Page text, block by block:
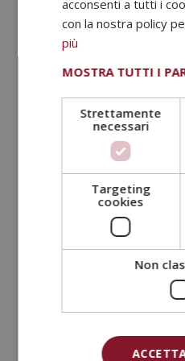
1.520,00 €
prezzo
era:
380,00€
è:
Master in
Il
prezzo
595,00€Il
acconsenti a tutti i
con la nostra policy
più
MOSTRA TUTTI I
Strettamente
necessari
Targeting
cookies
Non